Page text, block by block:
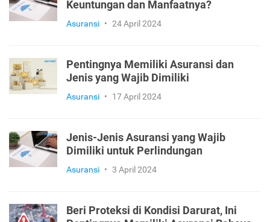
Keuntungan dan Manfaatnya?
Asuransi • 24 April 2024
Pentingnya Memiliki Asuransi dan
Jenis yang Wajib Dimiliki
Asuransi • 17 April 2024
Jenis-Jenis Asuransi yang Wajib
Dimiliki untuk Perlindungan
Asuransi • 3 April 2024
Beri Proteksi di Kondisi Darurat, Ini